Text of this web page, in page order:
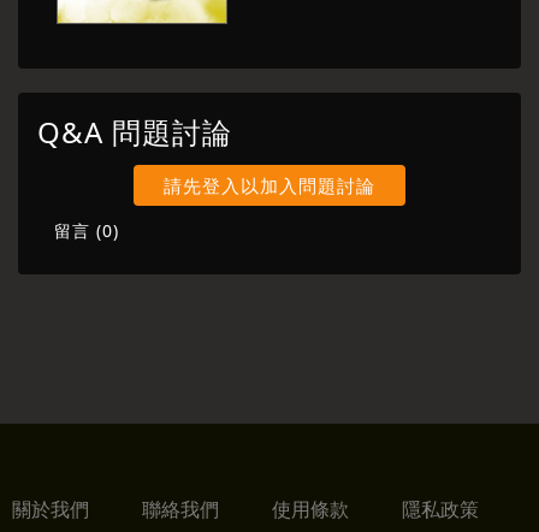
偶戲執行導演｜邱米溱
燈光設計｜高一華
舞台設計｜謝均安
服裝設計｜林玉媛
執行製作｜蔡菁芳
偶戲協力｜無獨有偶工作室劇團
Q&A 問題討論
請先登入以加入問題討論
留言 (0)
關於我們 聯絡我們 使用條款 隱私政策